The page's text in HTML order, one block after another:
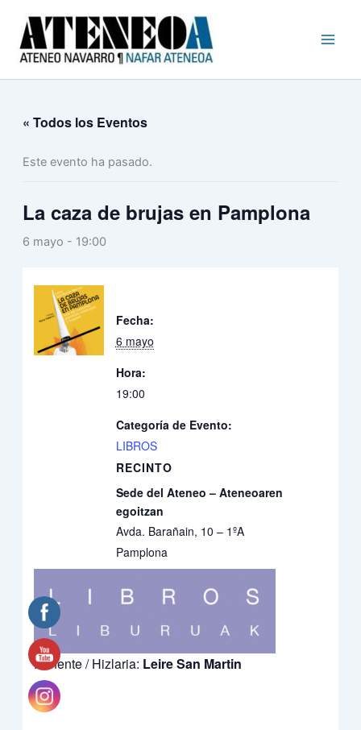
contenido
« Todos los Eventos
Este evento ha pasado.
La caza de brujas en Pamplona
6 mayo - 19:00
Fecha:
6 mayo
Hora:
19:00
Categoría de Evento:
LIBROS
RECINTO
Sede del Ateneo – Ateneoaren
egoitzan
Avda. Barañain, 10 – 1ºA
Pamplona
Ponente / Hizlaria: Leire San Martin